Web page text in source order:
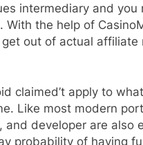
intermediary and
the help of
out of actual
claimed’t apply to
Like most modern
developer are also
probability of having